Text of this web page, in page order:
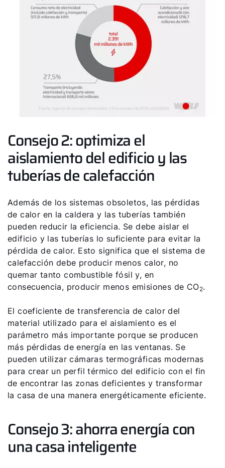
Consejo 2: optimiza el
aislamiento del edificio y las
tuberías de calefacción
Además de los sistemas obsoletos, las pérdidas
de calor en la caldera y las tuberías también
pueden reducir la eficiencia. Se debe aislar el
edificio y las tuberías lo suficiente para evitar la
pérdida de calor. Esto significa que el sistema de
calefacción debe producir menos calor, no
quemar tanto combustible fósil y, en
consecuencia, producir menos emisiones de CO2.
El coeficiente de transferencia de calor del
material utilizado para el aislamiento es el
parámetro más importante porque se producen
más pérdidas de energía en las ventanas. Se
pueden utilizar cámaras termográficas modernas
para crear un perfil térmico del edificio con el fin
de encontrar las zonas deficientes y transformar
la casa de una manera energéticamente eficiente.
Consejo 3: ahorra energía con
una casa inteligente
Contacto de servicio
Línea de atención al cliente
Encontrar a tu experto
Links importantes
Sustentabilidad